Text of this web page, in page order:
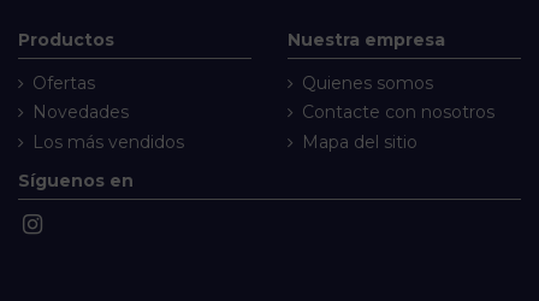
Productos
Ofertas
Novedades
Los más vendidos
Nuestra empresa
Quienes somos
Contacte con nosotros
Mapa del sitio
Síguenos en